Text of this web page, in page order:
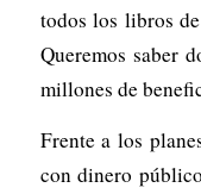
todos los libros
Queremos saber
millones de
Frente a los
con dinero